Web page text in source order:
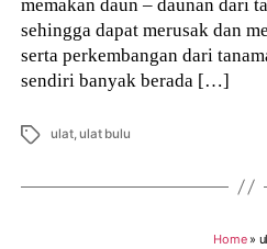
memakan daun – daunan dari
sehingga dapat merusak dan
serta perkembangan dari
sendiri banyak berada […]
Tags ulat,ulat bulu
Home»